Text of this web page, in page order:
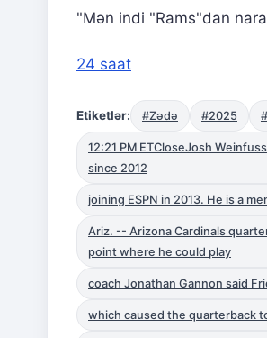
"Mən indi "Rams"dan
24 saat
Etiketlər: #Zədə #2025
12:21 PM ETCloseJosh
since 2012
joining ESPN in 2013. He is a
Ariz. -- Arizona Cardinals
point where he could play
coach Jonathan Gannon said
which caused the quarterback